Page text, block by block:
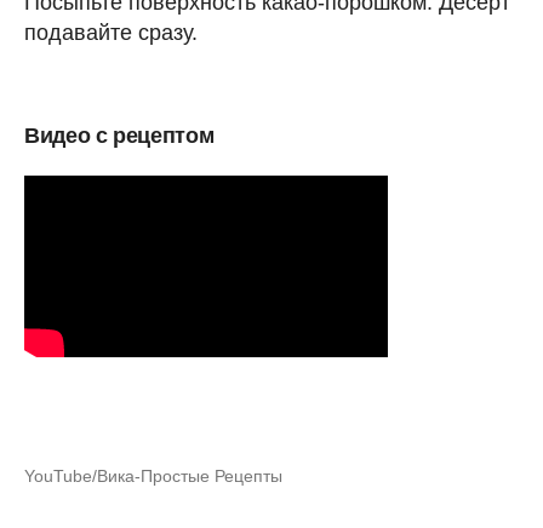
подавайте сразу.
Видео с рецептом
YouTube/Вика-Простые Рецепты